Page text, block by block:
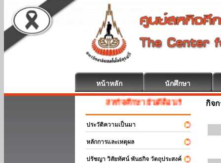
หน้าหลัก นักศึกษา
สหกิจศึกษา ยินดีต้อนรับ
ประวัติความเป็นมา
หลักการและเหตุผล
ปรัชญา วิสัยทัศน์ พันธกิจ วัตถุประสงค์
กิจ